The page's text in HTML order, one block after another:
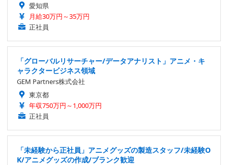
愛知県
月給30万円～35万円
正社員
「グローバルリサーチャー/データアナリスト」アニメ・キ
ャラクタービジネス領域
GEM Partners株式会社
東京都
年収750万円～1,000万円
正社員
「未経験から正社員」アニメグッズの製造スタッフ/未経験O
K/アニメグッズの作成/ブランク歓迎